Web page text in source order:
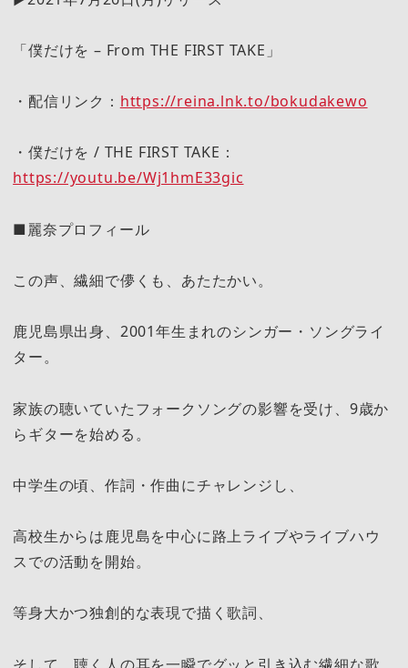
「僕だけを – From THE FIRST TAKE」
・配信リンク： https://reina.lnk.to/bokudakewo
・僕だけを / THE FIRST TAKE：
https://youtu.be/Wj1hmE33gic
■麗奈プロフィール
この声、繊細で儚くも、あたたかい。
鹿児島県出身、2001年生まれのシンガー・ソングライ
ター。
家族の聴いていたフォークソングの影響を受け、9歳か
らギターを始める。
中学生の頃、作詞・作曲にチャレンジし、
高校生からは鹿児島を中心に路上ライブやライブハウ
スでの活動を開始。
等身大かつ独創的な表現で描く歌詞、